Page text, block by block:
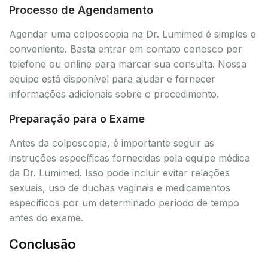
Processo de Agendamento
Agendar uma colposcopia na Dr. Lumimed é simples e
conveniente. Basta entrar em contato conosco por
telefone ou online para marcar sua consulta. Nossa
equipe está disponível para ajudar e fornecer
informações adicionais sobre o procedimento.
Preparação para o Exame
Antes da colposcopia, é importante seguir as
instruções específicas fornecidas pela equipe médica
da Dr. Lumimed. Isso pode incluir evitar relações
sexuais, uso de duchas vaginais e medicamentos
específicos por um determinado período de tempo
antes do exame.
Conclusão